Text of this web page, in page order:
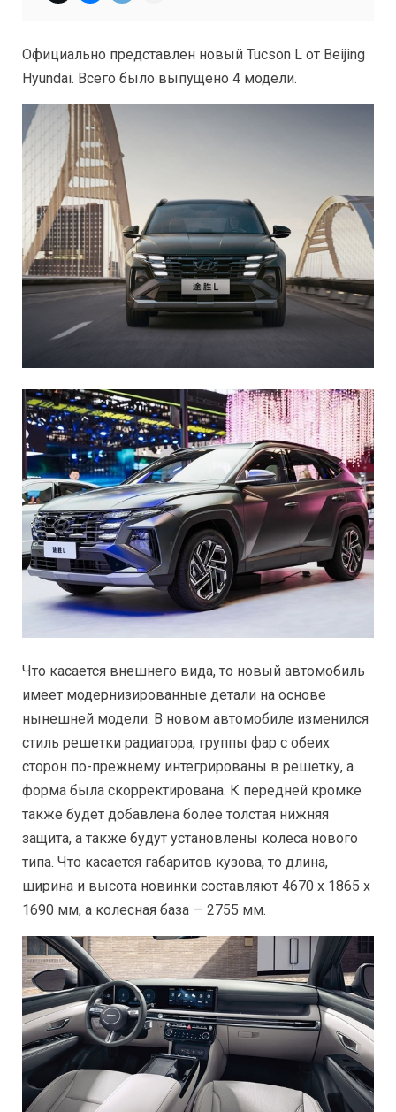
Официально представлен новый Tucson L от Beijing
Hyundai. Всего было выпущено 4 модели.
Что касается внешнего вида, то новый автомобиль
имеет модернизированные детали на основе
нынешней модели. В новом автомобиле изменился
стиль решетки радиатора, группы фар с обеих
сторон по-прежнему интегрированы в решетку, а
форма была скорректирована. К передней кромке
также будет добавлена ​​более толстая нижняя
защита, а также будут установлены колеса нового
типа. Что касается габаритов кузова, то длина,
ширина и высота новинки составляют 4670 х 1865 х
1690 мм, а колесная база — 2755 мм.